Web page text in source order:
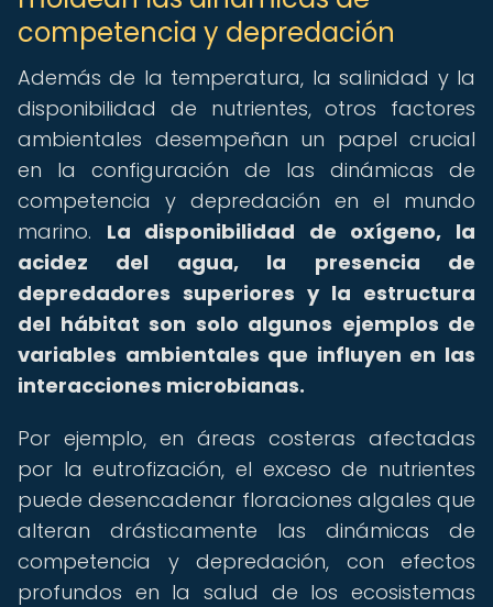
competencia y depredación
Además de la temperatura, la salinidad y la
disponibilidad de nutrientes, otros factores
ambientales desempeñan un papel crucial
en la configuración de las dinámicas de
competencia y depredación en el mundo
marino. La disponibilidad de oxígeno, la
acidez del agua, la presencia de
depredadores superiores y la estructura
del hábitat son solo algunos ejemplos de
variables ambientales que influyen en las
interacciones microbianas.
Por ejemplo, en áreas costeras afectadas
por la eutrofización, el exceso de nutrientes
puede desencadenar floraciones algales que
alteran drásticamente las dinámicas de
competencia y depredación, con efectos
profundos en la salud de los ecosistemas